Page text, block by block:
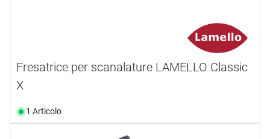
Fresatrice per scanalature LAMELLO Classic
X
1 Articolo